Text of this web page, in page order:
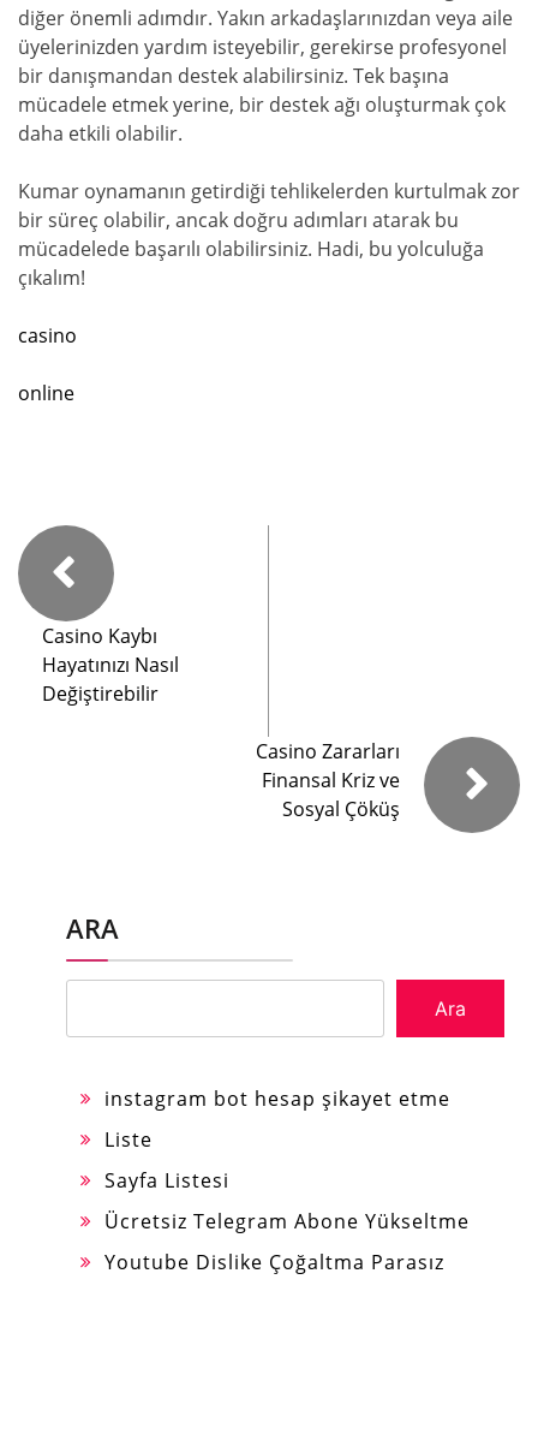
diğer önemli adımdır. Yakın arkadaşlarınızdan veya aile
üyelerinizden yardım isteyebilir, gerekirse profesyonel
bir danışmandan destek alabilirsiniz. Tek başına
mücadele etmek yerine, bir destek ağı oluşturmak çok
daha etkili olabilir.
Kumar oynamanın getirdiği tehlikelerden kurtulmak zor
bir süreç olabilir, ancak doğru adımları atarak bu
mücadelede başarılı olabilirsiniz. Hadi, bu yolculuğa
çıkalım!
casino
online
Casino Kaybı
Hayatınızı Nasıl
Değiştirebilir
Casino Zararları
Finansal Kriz ve
Sosyal Çöküş
ARA
Ara
instagram bot hesap şikayet etme
Liste
Sayfa Listesi
Ücretsiz Telegram Abone Yükseltme
Youtube Dislike Çoğaltma Parasız